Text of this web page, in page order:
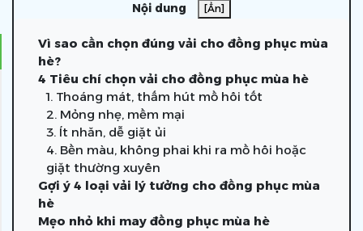
Nội dung [Ẩn]
Vì sao cần chọn đúng vải cho đồng phục mùa
hè?
4 Tiêu chí chọn vải cho đồng phục mùa hè
1. Thoáng mát, thấm hút mồ hôi tốt
2. Mỏng nhẹ, mềm mại
3. Ít nhăn, dễ giặt ủi
4. Bền màu, không phai khi ra mồ hôi hoặc
giặt thường xuyên
Gợi ý 4 loại vải lý tưởng cho đồng phục mùa
hè
Mẹo nhỏ khi may đồng phục mùa hè